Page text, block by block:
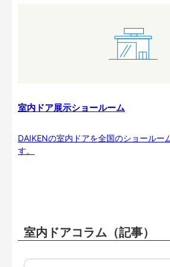
室内ドア展示ショールーム
DAIKENの室内ドアを全国のショールー
す。
室内ドアコラム（記事）